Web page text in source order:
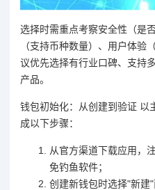
选择时需重点考察安全性（是
（支持币种数量）、用户体验
议优先选择有行业口碑、支持
产品。
钱包初始化：从创建到验证 以
成以下步骤：
从官方渠道下载应用，
免钓鱼软件；
创建新钱包时选择"新建